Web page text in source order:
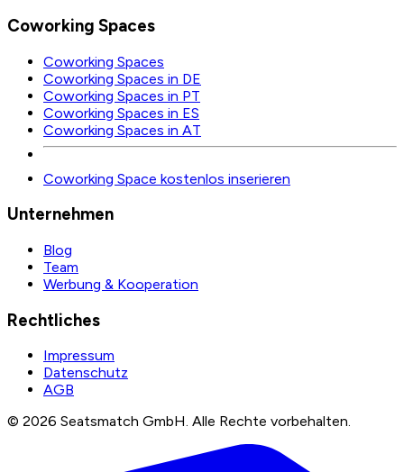
Coworking Spaces
Coworking Spaces
Coworking Spaces in DE
Coworking Spaces in PT
Coworking Spaces in ES
Coworking Spaces in AT
Coworking Space kostenlos inserieren
Unternehmen
Blog
Team
Werbung & Kooperation
Rechtliches
Impressum
Datenschutz
AGB
© 2026 Seatsmatch GmbH. Alle Rechte vorbehalten.